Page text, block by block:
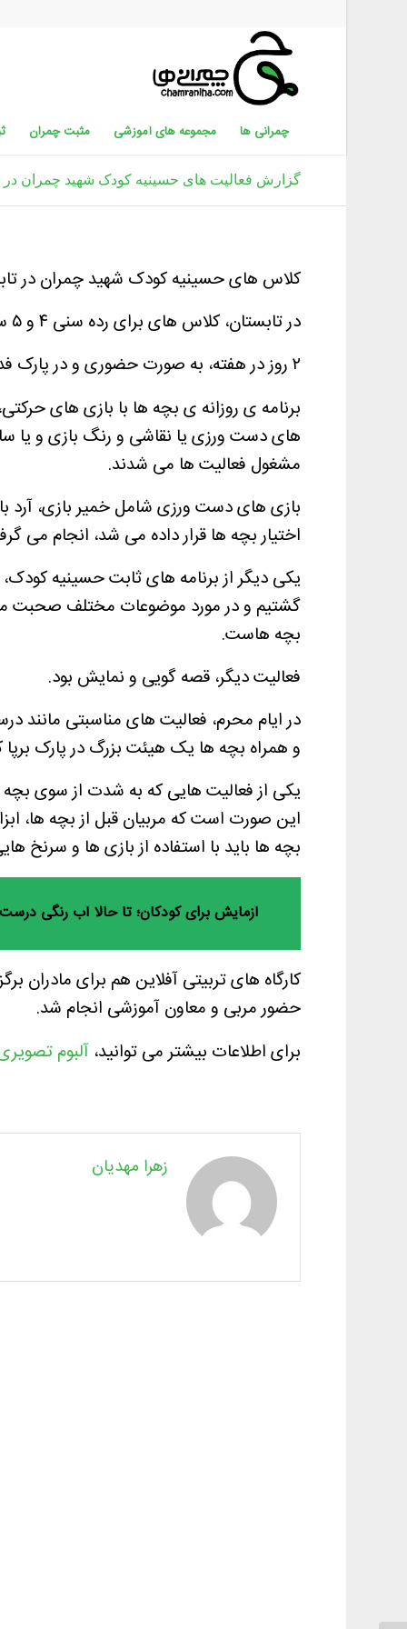
چمرانی ها مجموعه های آموزشی مثبت چمران
گزارش فعالیت های حسینیه کودک شهید چمران در
کلاس های حسینیه کودک شهید چمران در تابستان ۱۴۰۰، از ۱۵ تیرماه تا ۱۵ شهریور
در تابستان، کلاس های برای رده سنی ۴ و ۵ سال اختصاص داشت.
۲ روز در هفته، به صورت حضوری و در پارک فداییان اسلام برنامه ها اجرا شد.
برنامه ی روزانه ی بچه ها با بازی های
مشغول فعالیت ها می شدند.
بازی های دست ورزی شامل خمیر بازی، آرد
اختیار بچه ها قرار داده می شد، انجام می
یکی دیگر از برنامه های ثابت حسینیه
گشتیم و در مورد موضوعات مختلف صحبت
بچه هاست.
فعالیت دیگر، قصه گویی و نمایش بود.
در ایام محرم، فعالیت های مناسبتی مانند
و همراه بچه ها یک هیئت بزرگ در پارک برپا
یکی از فعالیت هایی که به شدت از سوی بچه
این صورت است که مربیان قبل از بچه ها،
بچه ها باید با استفاده از بازی ها و سرنخ
آزمایش برای کودکان؛ تا حالا آب رنگی
کارگاه های تربیتی آفلاین هم برای مادران
حضور مربی و معاون آموزشی انجام شد.
برای اطلاعات بیشتر می توانید،آلبوم تصویری تابستان ۱۴۰۰
زهرا مهدیان